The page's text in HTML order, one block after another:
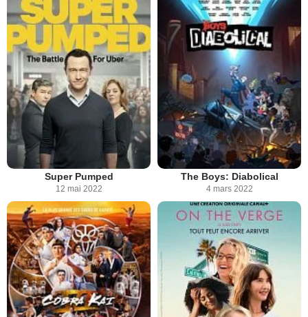
Super Pumped
12 mai 2022
The Boys: Diabolical
4 mars 2022